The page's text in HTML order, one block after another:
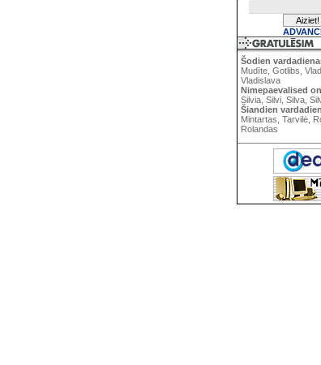
Šodien
Mudīte, Gotlibs,
Vladislava
Nimepaevalised
Silvia, Silvi, Silva,
Šiandien
Mintartas, Tarvilė,
Rolandas